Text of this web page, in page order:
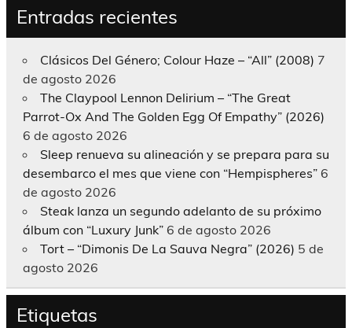
Entradas recientes
Clásicos Del Género; Colour Haze – “All” (2008) 7
de agosto 2026
The Claypool Lennon Delirium – “The Great
Parrot-Ox And The Golden Egg Of Empathy” (2026)
6 de agosto 2026
Sleep renueva su alineación y se prepara para su
desembarco el mes que viene con “Hempispheres” 6
de agosto 2026
Steak lanza un segundo adelanto de su próximo
álbum con “Luxury Junk” 6 de agosto 2026
Tort – “Dimonis De La Sauva Negra” (2026) 5 de
agosto 2026
Etiquetas